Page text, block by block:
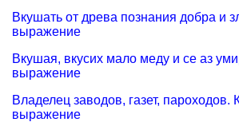
Вкушать от древа познания добра и
выражение
Вкушая, вкусих мало меду и се аз
выражение
Владелец заводов, газет, пароходов.
выражение